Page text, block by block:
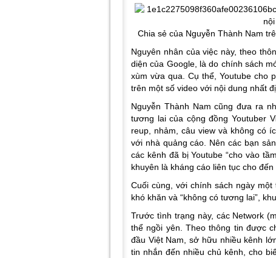
Chia sẻ của Nguyễn Thành Nam
Nguyên nhân của việc này, theo
diện của Google, là do chính sách
xùm vừa qua. Cụ thể, Youtube cho
trên một số video với nội dung nhất
Nguyễn Thành Nam cũng đưa ra
tương lai của cộng đồng Youtuber
reup, nhảm, câu view và không có
với nhà quảng cáo. Nên các bạn
các kênh đã bị Youtube “cho vào
khuyên là kháng cáo liên tục cho
Cuối cùng, với chính sách ngày
khó khăn và “không có tương lai”,
Trước tình trạng này, các Network
thể ngồi yên. Theo thông tin được
đầu Việt Nam, sở hữu nhiều kênh
tin nhắn đến nhiều chủ kênh, cho